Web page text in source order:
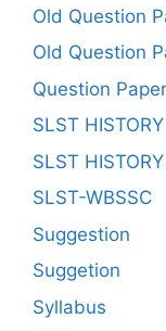
Old Question
Old Question
Question Paper
SLST HISTORY
SLST
SLST-WBSSC
Suggestion
Suggetion
Syllabus